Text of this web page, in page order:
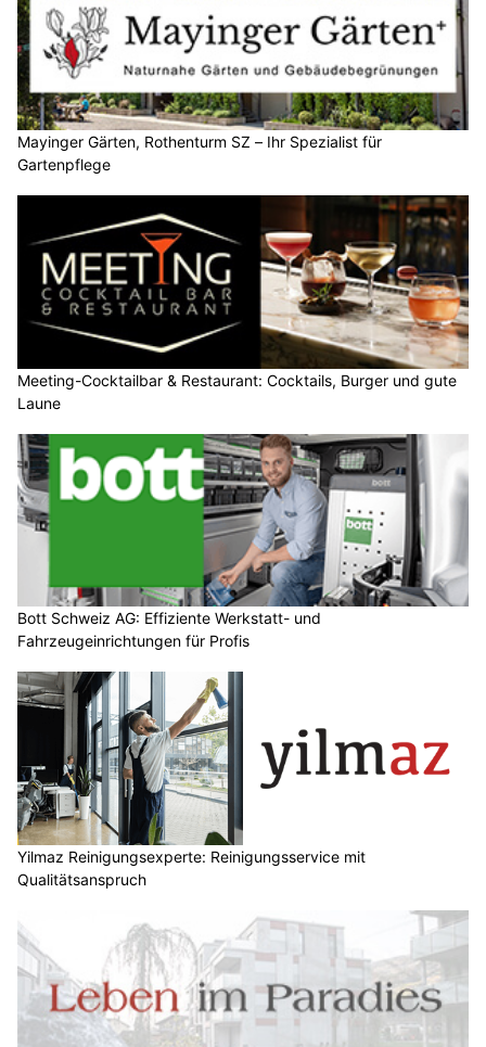
Mayinger Gärten, Rothenturm SZ – Ihr Spezialist für
Gartenpflege
Meeting-Cocktailbar & Restaurant: Cocktails, Burger und gute
Laune
Bott Schweiz AG: Effiziente Werkstatt- und
Fahrzeugeinrichtungen für Profis
Yilmaz Reinigungsexperte: Reinigungsservice mit
Qualitätsanspruch